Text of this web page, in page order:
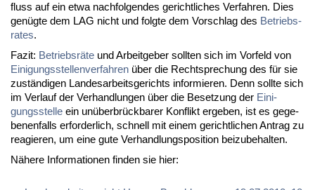
fluss auf ein et­wa nach­fol­gen­des ge­richt­li­ches Ver­fah­ren. Dies
ge­nüg­te dem LAG nicht und folg­te dem Vor­schlag des Be­triebs­
ra­tes.
Fa­zit: Be­triebs­rä­te und Ar­beit­ge­ber soll­ten sich im Vor­feld von
Ei­ni­gungs­stel­len­ver­fah­ren über die Recht­spre­chung des für sie
zu­stän­di­gen Lan­des­ar­beits­ge­richts in­for­mie­ren. Denn soll­te sich
im Ver­lauf der Ver­hand­lun­gen über die Be­set­zung der Ei­ni­
gungs­stel­le ein un­über­brück­ba­rer Kon­flikt er­ge­ben, ist es ge­ge­
be­nen­falls er­for­der­lich, schnell mit ei­nem ge­richt­li­chen An­trag zu
re­agie­ren, um ei­ne gu­te Ver­hand­lungs­po­si­ti­on bei­zu­be­hal­ten.
Nä­he­re In­for­ma­tio­nen fin­den sie hier: